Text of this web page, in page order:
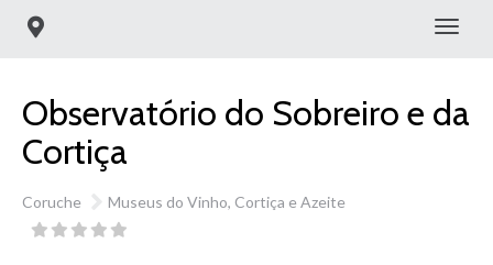
Observatório do Sobreiro e da
Cortiça
Coruche Museus do Vinho, Cortiça e Azeite